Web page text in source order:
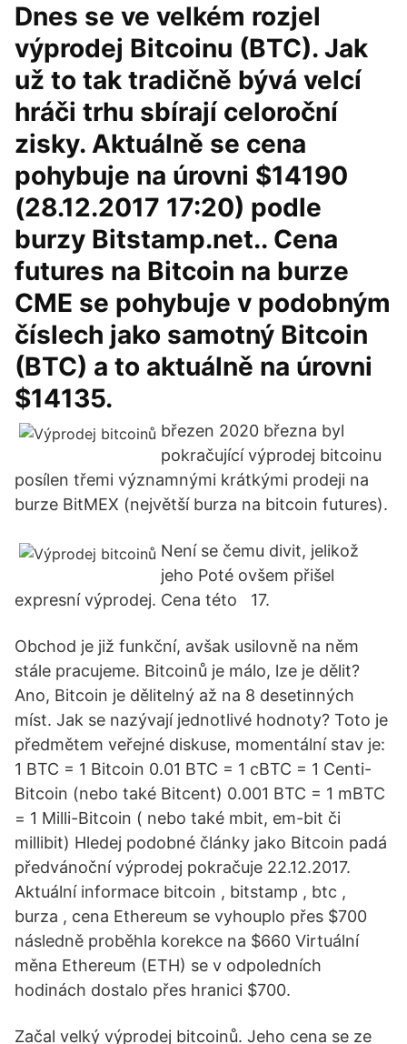
Dnes se ve velkém rozjel
výprodej Bitcoinu (BTC). Jak
už to tak tradičně bývá velcí
hráči trhu sbírají celoroční
zisky. Aktuálně se cena
pohybuje na úrovni $14190
(28.12.2017 17:20) podle
burzy Bitstamp.net.. Cena
futures na Bitcoin na burze
CME se pohybuje v podobným
číslech jako samotný Bitcoin
(BTC) a to aktuálně na úrovni
$14135.
březen 2020 března byl
pokračující výprodej bitcoinu
posílen třemi významnými krátkými prodeji na
burze BitMEX (největší burza na bitcoin futures).
Není se čemu divit, jelikož
jeho Poté ovšem přišel
expresní výprodej. Cena této 17.
Obchod je již funkční, avšak usilovně na něm
stále pracujeme. Bitcoinů je málo, lze je dělit?
Ano, Bitcoin je dělitelný až na 8 desetinných
míst. Jak se nazývají jednotlivé hodnoty? Toto je
předmětem veřejné diskuse, momentální stav je:
1 BTC = 1 Bitcoin 0.01 BTC = 1 cBTC = 1 Centi-
Bitcoin (nebo také Bitcent) 0.001 BTC = 1 mBTC
= 1 Milli-Bitcoin ( nebo také mbit, em-bit či
millibit) Hledej podobné články jako Bitcoin padá
předvánoční výprodej pokračuje 22.12.2017.
Aktuální informace bitcoin , bitstamp , btc ,
burza , cena Ethereum se vyhouplo přes $700
následně proběhla korekce na $660 Virtuální
měna Ethereum (ETH) se v odpoledních
hodinách dostalo přes hranici $700.
Začal velký výprodej bitcoinů. Jeho cena se ze